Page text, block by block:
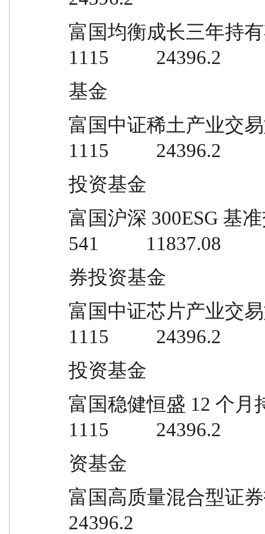
富国均衡成长三年持
1115          24396.2
基金
富国中证稀土产业交
1115          24396.2
投资基金
富国沪深 300ESG 基
541          11837.08
券投资基金
富国中证芯片产业交
1115          24396.2
投资基金
富国稳健恒盛 12 个月
1115          24396.2
资基金
富国高质量混合型证券
24396.2